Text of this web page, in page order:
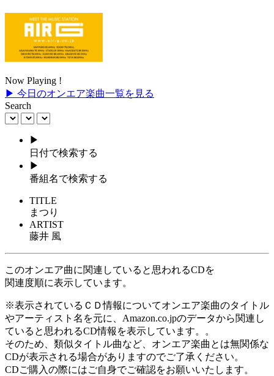
Now Playing !
▶ 今日のオンエア楽曲一覧を見る
Search
▶
日付で検索する
▶
番組名で検索する
TITLE
まつり
ARTIST
藤井 風
このオンエア曲に関連していると思われるCDを
関連度順に表示しています。
※表示されているＣＤ情報についてオンエア楽曲のタイトル
やアーティスト名を元に、Amazon.co.jpのデータから関連し
ていると思われるCD情報を表示しています。。
そのため、類似タイトル曲など、オンエア楽曲とは無関係な
CDが表示される場合がありますのでご了承ください。
CDご購入の際にはご自身でご確認をお願いいたします。